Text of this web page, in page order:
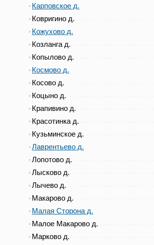
Карповское д.
Ковригино д.
Кожухово д.
Козланга д.
Копылово д.
Космово д.
Косово д.
Коцыно д.
Крапивино д.
Красотинка д.
Кузьминское д.
Лаврентьево д.
Лопотово д.
Лысково д.
Лычево д.
Макарово д.
Малая Сторона д.
Малое Макарово д.
Марково д.